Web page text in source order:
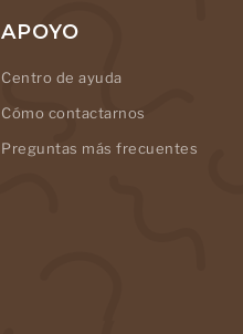
APOYO
Centro de ayuda
Cómo contactarnos
Preguntas más frecuentes